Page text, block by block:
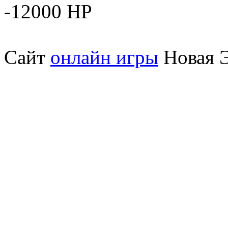
-12000 HP
Сайт онлайн игры Новая